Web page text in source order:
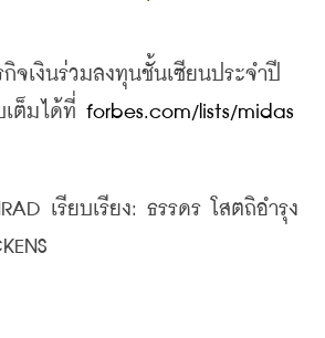
จเงินร่วมลงทุนชั้นเซียนประจำปี
ต็มได้ที่ forbes.com/lists/midas
เรียบเรียง: ธรรดร โสตถิอำรุง